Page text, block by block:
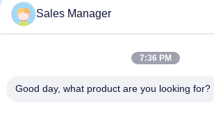
Μηχανικός
βραχίονας
υδραυλικών
πασσάλων
σωρό
Sales Manager
7:36 PM
Good day, what product are you looking for?